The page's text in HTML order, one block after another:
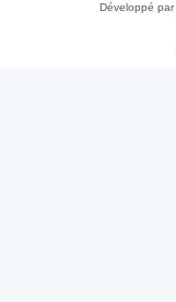
Développé par